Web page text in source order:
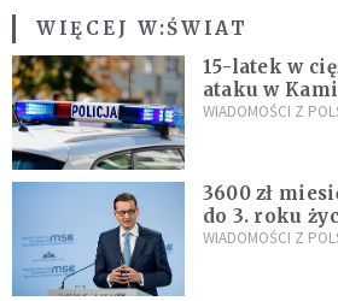
WIĘCEJ W:ŚWIAT
15-latek w
ataku w
Policja
WIADOMOŚCI Z
3600 zł
do 3. roku
propozycji
WIADOMOŚCI Z